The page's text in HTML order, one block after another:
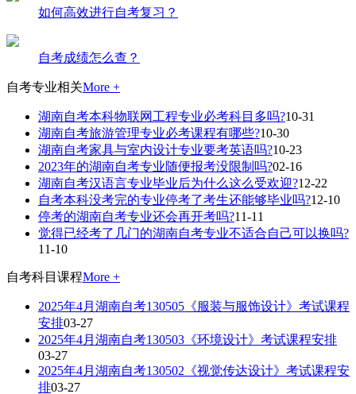
如何高效进行自考复习？
自考成绩怎么查？
自考专业相关More +
湖南自考本科物联网工程专业必考科目多吗?10-31
湖南自考旅游管理专业必考课程有哪些?10-30
湖南自考家具与室内设计专业要考英语吗?10-23
2023年的湖南自考专业随便报考没限制吗?02-16
湖南自考汉语言专业毕业后为什么这么受欢迎?12-22
自考本科没考完的专业停考了考生还能够毕业吗?12-10
停考的湖南自考专业还会再开考吗?11-11
觉得已经考了几门的湖南自考专业不适合自己可以换吗?
11-10
自考科目课程More +
2025年4月湖南自考130505《服装与服饰设计》考试课程
安排03-27
2025年4月湖南自考130503《环境设计》考试课程安排
03-27
2025年4月湖南自考130502《视觉传达设计》考试课程安
排03-27